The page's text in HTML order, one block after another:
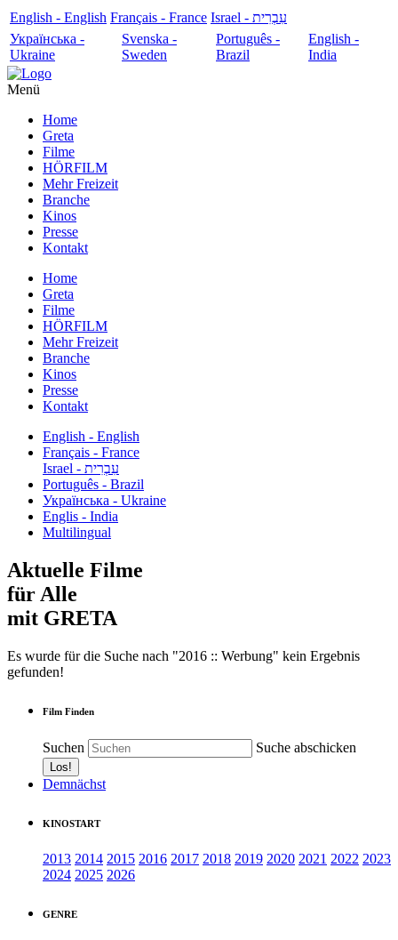
English - English Français - France
עִבְרִית - Israel
Українська -
Ukraine
Svenska -
Sweden
Português -
Brazil
English -
India
Menü
Home
Greta
Filme
HÖRFILM
Mehr Freizeit
Branche
Kinos
Presse
Kontakt
Home
Greta
Filme
HÖRFILM
Mehr Freizeit
Branche
Kinos
Presse
Kontakt
English - English
Français - France
עִבְרִית - Israel
Português - Brazil
Українська - Ukraine
Englis - India
Multilingual
Aktuelle Filme
für Alle
mit GRETA
Es wurde für die Suche nach "2016 :: Werbung" kein Ergebnis
gefunden!
Film Finden
Suchen Suche abschicken
Demnächst
KINOSTART
2013 2014 2015 2016 2017 2018 2019 2020 2021 2022 2023
2024 2025 2026
GENRE